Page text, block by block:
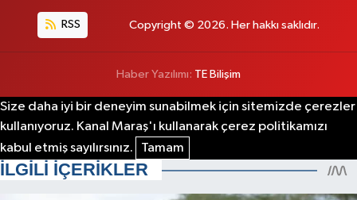
RSS Copyright © 2026. Her hakkı saklıdır.
Haber Yazılımı: TE Bilişim
Size daha iyi bir deneyim sunabilmek için sitemizde çerezler
kullanıyoruz. Kanal Maraş'ı kullanarak çerez politikamızı
kabul etmiş sayılırsınız.
Tamam